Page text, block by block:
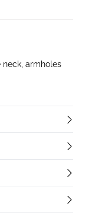
armholes